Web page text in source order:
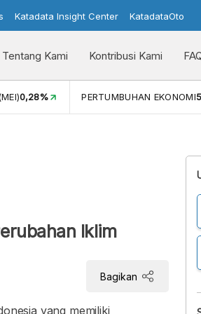
Katadata Insight Center KatadataOto
Tentang Kami Kontribusi Kami
0,28% PERTUMBUHAN EKONOMI
Iklim
Bagikan
yang memiliki